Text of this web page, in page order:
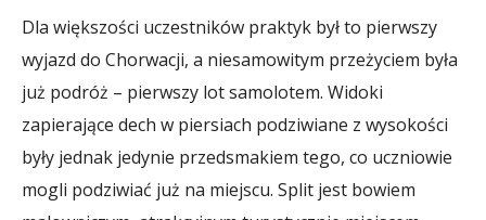
Dla większości uczestników praktyk był to pierwszy
wyjazd do Chorwacji, a niesamowitym przeżyciem była
już podróż – pierwszy lot samolotem. Widoki
zapierające dech w piersiach podziwiane z wysokości
były jednak jedynie przedsmakiem tego, co uczniowie
mogli podziwiać już na miejscu. Split jest bowiem